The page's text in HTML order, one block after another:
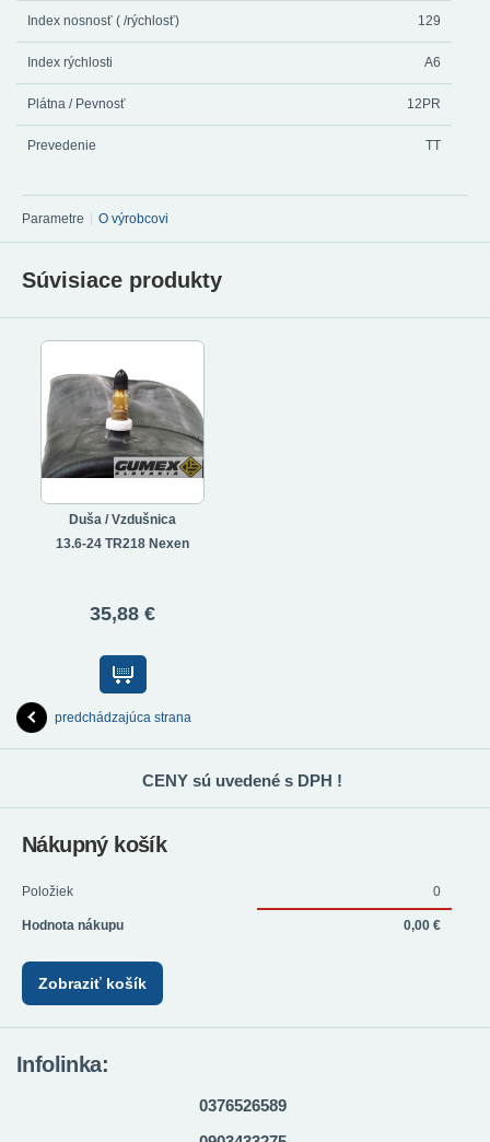
Index nosnosť ( /rýchlosť) 129
Index rýchlosti A6
Plátna / Pevnosť 12PR
Prevedenie TT
Parametre O výrobcovi
Súvisiace produkty
Duša / Vzdušnica
13.6-24 TR218 Nexen
35,88 €
predchádzajúca strana
CENY sú uvedené s DPH !
Nákupný košík
Položiek 0
Hodnota nákupu 0,00 €
Zobraziť košík
Infolinka:
0376526589